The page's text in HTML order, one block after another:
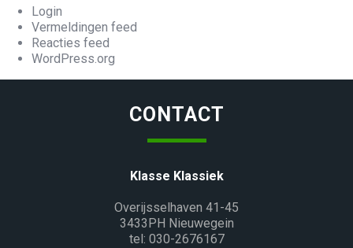
Login
Vermeldingen feed
Reacties feed
WordPress.org
CONTACT
Klasse Klassiek
Overijsselhaven 41-45
3433PH Nieuwegein
tel: 030-2676167